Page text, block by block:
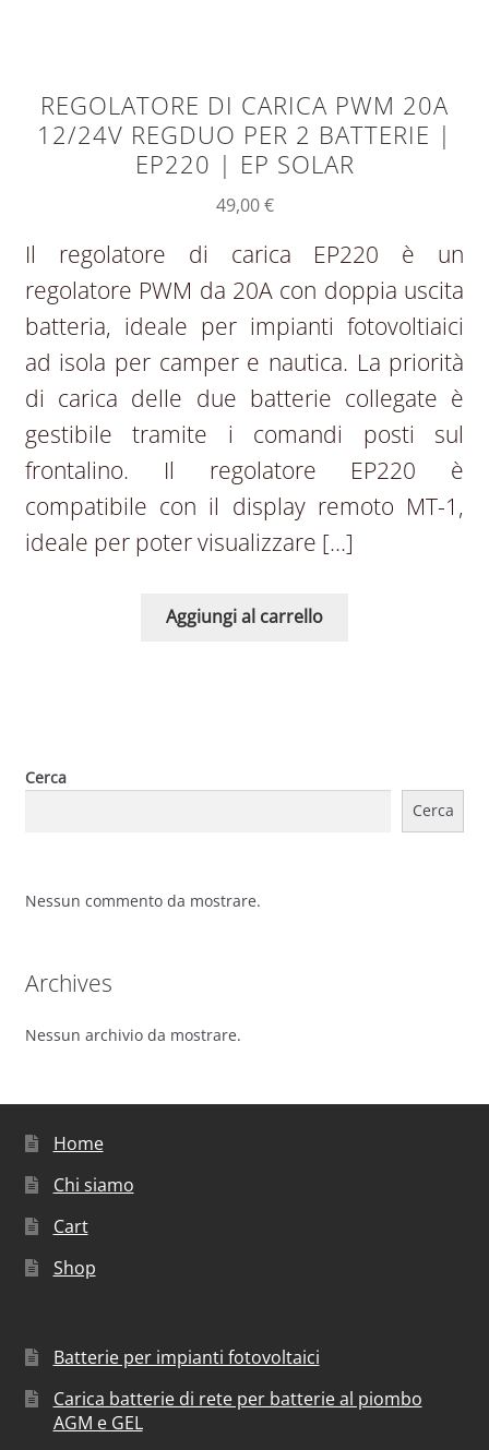
REGOLATORE DI CARICA PWM 20A
12/24V REGDUO PER 2 BATTERIE |
EP220 | EP SOLAR
49,00€
Il regolatore di carica EP220 è un
regolatore PWM da 20A con doppia uscita
batteria, ideale per impianti fotovoltiaici
ad isola per camper e nautica. La priorità
di carica delle due batterie collegate è
gestibile tramite i comandi posti sul
frontalino. Il regolatore EP220 è
compatibile con il display remoto MT-1,
ideale per poter visualizzare […]
Aggiungi al carrello
Cerca
Cerca
Nessun commento da mostrare.
Archives
Nessun archivio da mostrare.
Home
Chi siamo
Cart
Shop
Batterie per impianti fotovoltaici
Carica batterie di rete per batterie al piombo
AGM e GEL